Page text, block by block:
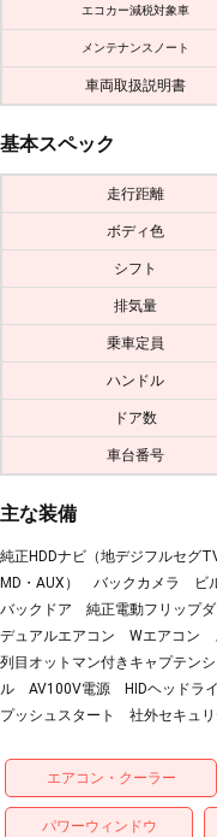
エコカー減税対象車
メンテナンスノート
車両取扱説明書
基本スペック
走行距離
ボディ色
シフト
排気量
乗車定員
ハンドル
ドア数
車台番号
主な装備
純正HDDナビ（地デジフルセグ
MD・AUX） バックカメラ ビ
バックドア 純正電動フリップ
デュアルエアコン Wエアコン
列目オットマン付きキャプテン
ル AV100V電源 HIDヘッドラ
プッシュスタート 社外セキュ
エアコン・クーラー
パワーウィンドウ